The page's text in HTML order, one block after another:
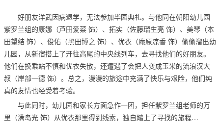
好朋友洋武因病退学，无法参加毕园典礼。与他同在朝阳幼儿园
紫罗兰组的康娜（芦田爱菜 饰）、拓实（佐藤瑠生亮 饰）、美琴（本
田望结 饰）、俊佑（黑田博之 饰）、优衣（庵原凉香 饰）偷偷溜出幼
儿园，从新宿搭上了开往高尾的中央线列车，去寻找他们的好朋友。
他们在换乘站不慎和优衣失散，还遭遇了会把人变成玉米的流浪汉大
叔（岸部一德 饰）。总之，漫漫的旅途中充满了快乐与艰险，他们纯
真的友情也经受着考验。
与此同时，幼儿园和家长方面急作一团，担任紫罗兰组老师的万
里（满岛光 饰）从优衣那里得到线索，独自踏上了寻找的旅程…